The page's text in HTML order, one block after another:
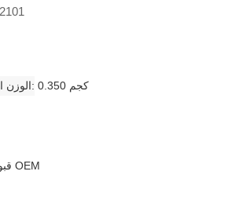
الوزن 0.350 كجم
قبول شعار العميل OEM